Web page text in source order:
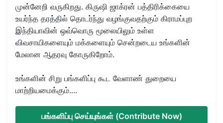
முன்னேறி வருகிறது. கிருஷி ஜாக்ரன் பத்திரிக்கையை
உயர்ந்த தரத்தில் தொடர்ந்து வழங்குவதற்கும் கிராமப்புற
இந்தியாவின் ஒவ்வொரு மூலையிலும் உள்ள
விவசாயிகளையும் மக்களையும் சென்றடைய உங்களின்
மேலான ஆதரவு கோருகிறோம்.
உங்களின் சிறு பங்களிப்பு கூட வேளாண் துறையை
மாற்றியமைக்கும்....
பங்களிப்பு செய்யுங்கள் (Contribute Now)